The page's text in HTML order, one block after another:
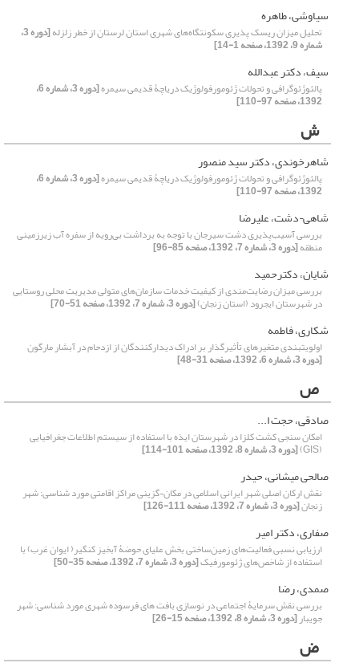
سیاوشی، طاهره
تحلیل میزان ریسک پذیری سکونتگاه‌های شهری استان لرستان از خطر زلزله [دوره 3،
شماره 9، 1392، صفحه 1-14]
سیف، دکتر عبدالله
پالئوژئوگرافی و تحولات ژئومورفولوژیک دریاچۀ قدیمی سیمره [دوره 3، شماره 6،
1392، صفحه 97-110]
ش
شاهرخوندی، دکتر سید منصور
پالئوژئوگرافی و تحولات ژئومورفولوژیک دریاچۀ قدیمی سیمره [دوره 3، شماره 6،
1392، صفحه 97-110]
شاهی¬دشت، علیرضا
بررسی آسیب‌پذیری دشت سیرجان با توجه به برداشت بی‌رویه از سفره آب زیرزمینی
منطقه[دوره 3، شماره 7، 1392، صفحه 85-96]
شایان، دکترحمید
بررسی میزان رضایت‌مندی از کیفیت خدمات سازمان‌های متولی مدیریت محلی روستایی
در شهرستان ایجرود (استان زنجان)[دوره 3، شماره 7، 1392، صفحه 51-70]
شکاری، فاطمه
اولویت‏بندی متغیرهای تأثیرگذار بر ادراک دیدارکنندگان از ازدحام در آبشار ‏مارگون
[دوره 3، شماره 6، 1392، صفحه 31-48]
ص
صادقی، حجت ا...
امکان سنجی کشت کلزا در شهرستان ایذه با استفاده از سیستم اطلاعات جغرافیایی
(GIS) [دوره 3، شماره 8، 1392، صفحه 101-114]
صالحی میشانی، حیدر
نقش ارکان اصلی شهر ایرانی اسلامی در مکان¬گزینی مراکز اقامتی مورد شناسی: شهر
زنجان[دوره 3، شماره 7، 1392، صفحه 111-126]
صفاری، دکتر امیر
ارزیابی نسبی فعالیت‌های زمین‌‌ساختی بخش علیای حوضۀ آبخیز کنگیر( ایوان غرب) با
استفاده از شاخص‌های ژئومورفیک[دوره 3، شماره 7، 1392، صفحه 35-50]
صمدی، رضا
بررسی نقش سرمایۀ اجتماعی در نوسازی بافت های فرسوده شهری مورد شناسی: شهر
جویبار[دوره 3، شماره 8، 1392، صفحه 15-26]
ض